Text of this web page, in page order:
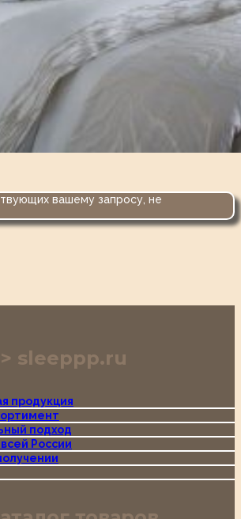
вашему запросу, не
sleeppp.ru
продукция
подход
России